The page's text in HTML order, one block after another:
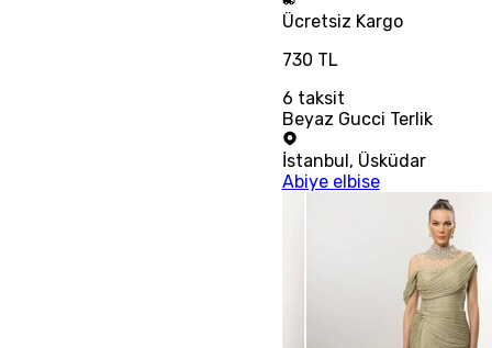
Ücretsiz Kargo
730 TL
6 taksit
Beyaz Gucci Terlik
İstanbul, Üsküdar
Abiye elbise